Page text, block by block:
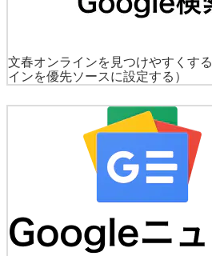
文春オンラインを見つけやすくする
インを優先ソースに設定する）